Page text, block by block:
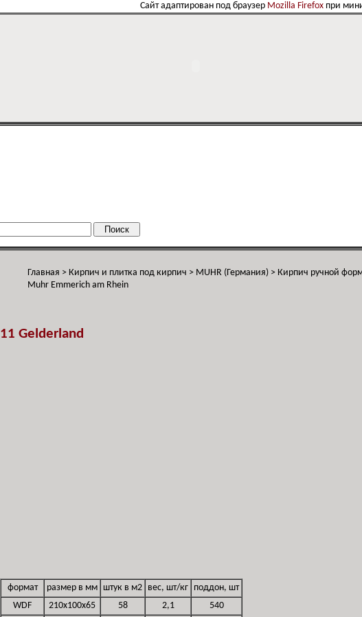
Сайт адаптирован под браузер Mozilla Firefox при
Главная > Кирпич и плитка под кирпич > MUHR (Германия) > Кирпич ручной
Muhr Emmerich am Rhein
11 Gelderland
формат размер в мм штук в м2 вес, шт/кг поддон, шт
WDF
210x100x65 58 2,1
540